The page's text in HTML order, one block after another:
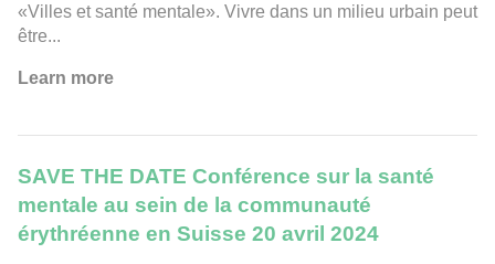
«Villes et santé mentale». Vivre dans un milieu urbain peut
être...
Learn more
SAVE THE DATE Conférence sur la santé
mentale au sein de la communauté
érythréenne en Suisse 20 avril 2024